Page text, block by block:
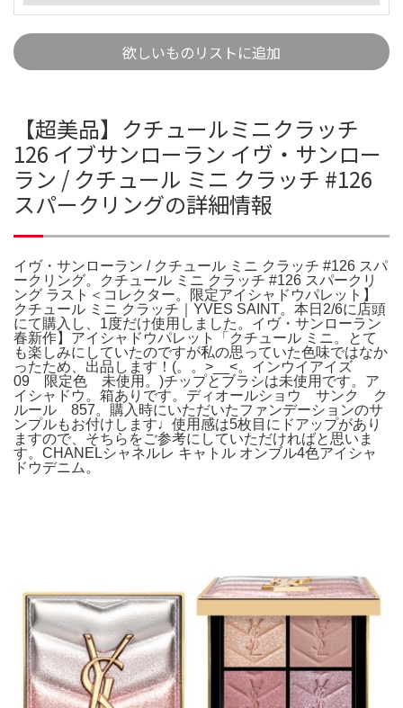
欲しいものリストに追加
【超美品】クチュールミニクラッチ
126 イブサンローラン イヴ・サンロー
ラン / クチュール ミニ クラッチ #126
スパークリングの詳細情報
イヴ・サンローラン / クチュール ミニ クラッチ #126 スパ
ークリング。クチュール ミニ クラッチ #126 スパークリ
ング ラスト＜コレクター。限定アイシャドウパレット】
クチュール ミニ クラッチ｜YVES SAINT。本日2/6に店頭
にて購入し、1度だけ使用しました。イヴ・サンローラン
春新作】アイシャドウパレット「クチュール ミニ。とて
も楽しみにしていたのですが私の思っていた色味ではなか
ったため、出品します！(。。>__<。インウイアイズ
09 限定色 未使用。)チップとブラシは未使用です。ア
イシャドウ。箱ありです。ディオールショウ サンク ク
ルール 857。購入時にいただいたファンデーションのサ
ンプルもお付けします♩使用感は5枚目にドアップがあり
ますので、そちらをご参考にしていただければと思いま
す。CHANELシャネルレ キャトル オンブル4色アイシャ
ドウデニム。